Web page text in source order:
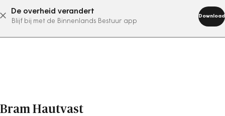
De overheid verandert
Blijf bij met de Binnenlands Bestuur app
Download
abonneer nu
Bram Hautvast